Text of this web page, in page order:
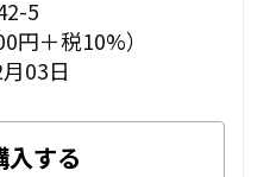
5
円＋税10%）
03日
入する